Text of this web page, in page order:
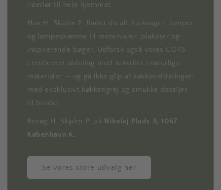
interiør til hele hjemmet.
Hos H. Skjalm P. finder du alt fra knager, lamper
og lampeskærme til metervarer, plakater og
inspirerende bøger. Udforsk også vores GOTS
certificeret afdeling med tekstiler i naturlige
materialer — og gå ikke glip af køkkenafdelingen
med eksklusivt køkkengrej og smukke detaljer
til bordet.
Besøg H. Skjalm P. på Nikolaj Plads 9, 1067
København K.
Se vores store udvalg her